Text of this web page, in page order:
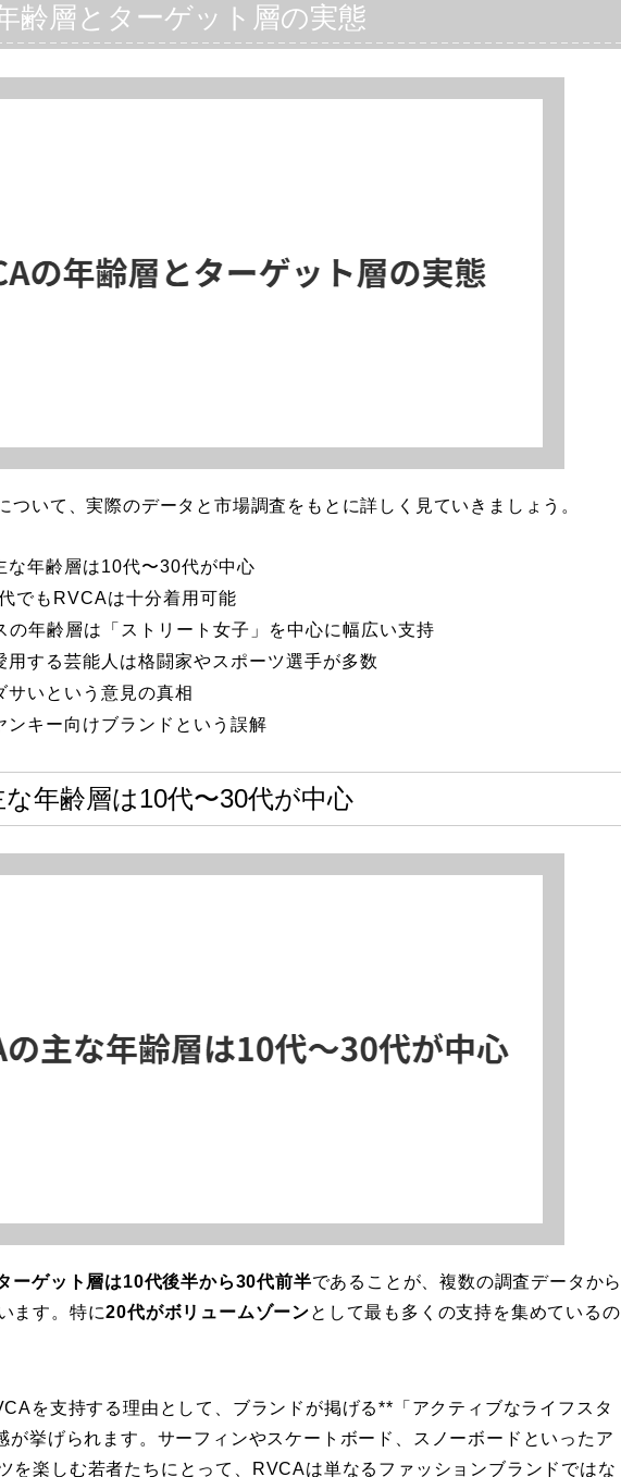
齢層とターゲット層の実態
ついて、実際のデータと市場調査をもとに詳しく見ていきましょう。
な年齢層は10代〜30代が中心
でもRVCAは十分着用可能
の年齢層は「ストリート女子」を中心に幅広い支持
用する芸能人は格闘家やスポーツ選手が多数
サいという意見の真相
ンキー向けブランドという誤解
な年齢層は10代〜30代が中心
ーゲット層は10代後半から30代前半であることが、複数の調査データから
ます。特に20代がボリュームゾーンとして最も多くの支持を集めているの
を支持する理由として、ブランドが掲げる**「アクティブなライフスタ
が挙げられます。サーフィンやスケートボード、スノーボードといったア
を楽しむ若者たちにとって、RVCAは単なるファッションブランドではな